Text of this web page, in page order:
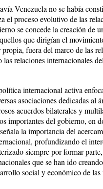
Venezuela no se había
el proceso evolutivo de las
se concede la creación de
que dirigían el
fuera del marco de las
relaciones internacionales
internacional activa
asociaciones dedicadas
acuerdos bilaterales y
importantes del gobierno, en
la importancia del
profundizando el
siempre por formar
que se han ido
social y económico de las